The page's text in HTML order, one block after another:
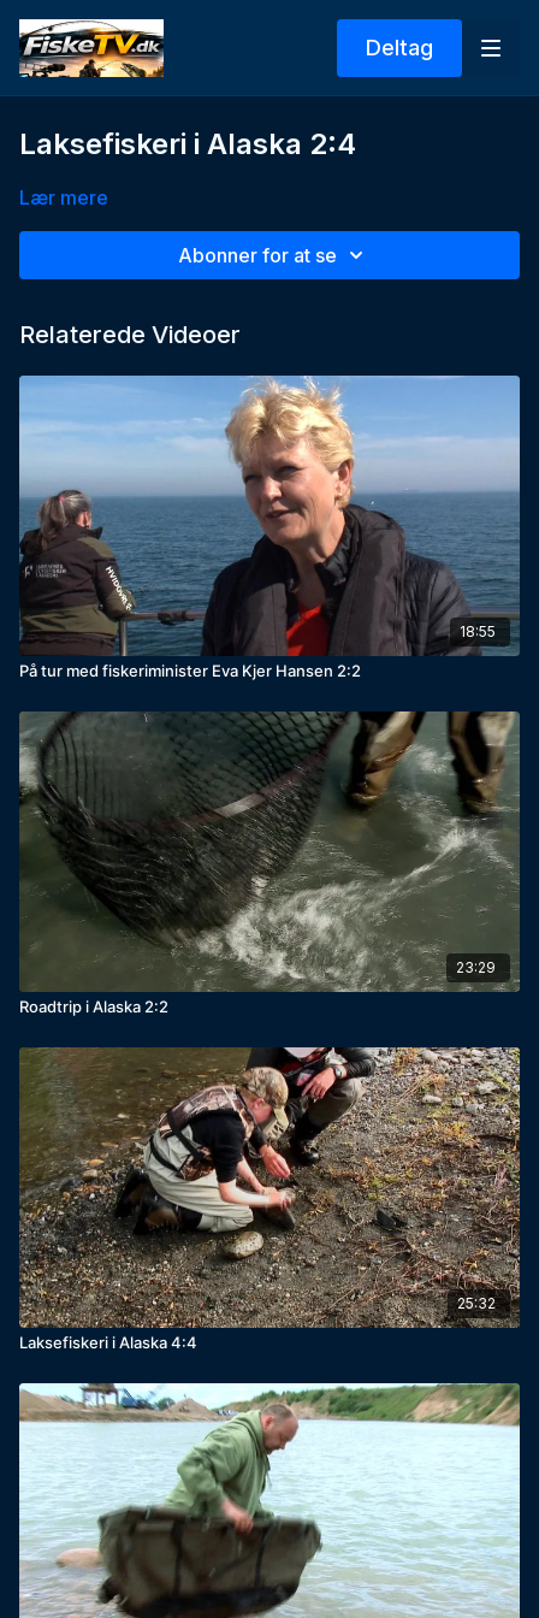
Deltag
Laksefiskeri i Alaska 2:4
Lær mere
Abonner for at se
Relaterede Videoer
18:55
På tur med fiskeriminister Eva Kjer Hansen 2:2
23:29
Roadtrip i Alaska 2:2
25:32
Laksefiskeri i Alaska 4:4